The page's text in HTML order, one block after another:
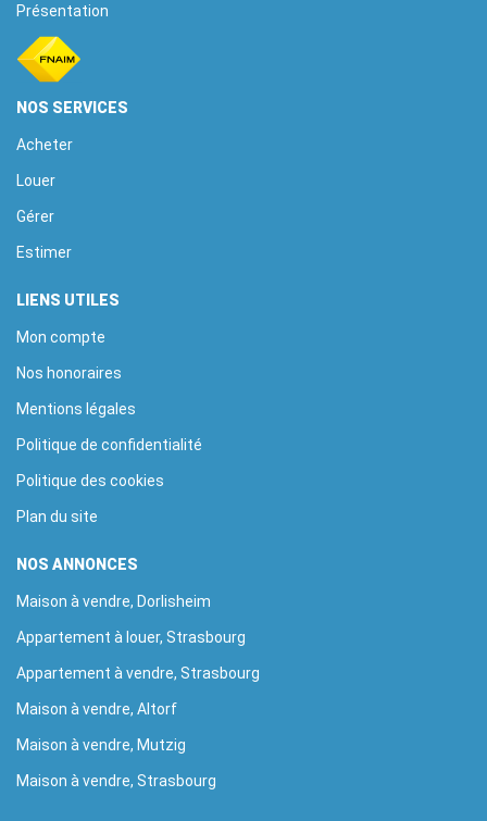
Présentation
NOS SERVICES
Acheter
Louer
Gérer
Estimer
LIENS UTILES
Mon compte
Nos honoraires
Mentions légales
Politique de confidentialité
Politique des cookies
Plan du site
NOS ANNONCES
Maison à vendre, Dorlisheim
Appartement à louer, Strasbourg
Appartement à vendre, Strasbourg
Maison à vendre, Altorf
Maison à vendre, Mutzig
Maison à vendre, Strasbourg